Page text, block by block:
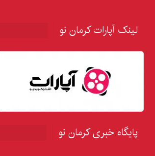
لینک آپارات کرمان نو
پایگاه خبری کرمان نو